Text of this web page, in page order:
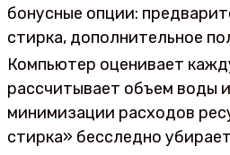
бонусные опции:
стирка, дополнительное
Компьютер оценивает
рассчитывает объем воды
минимизации расходов
стирка» бесследно